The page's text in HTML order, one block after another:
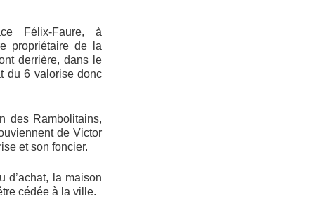
Félix-Faure, à
propriétaire de la
derrière, dans le
du 6 valorise donc
des Rambolitains,
de Victor
et son foncier.
d’achat, la maison
cédée à la ville.